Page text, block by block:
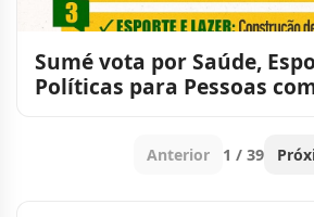
Sumé vota por Saúde,
Políticas para Pessoas
Anterior 1 / 39